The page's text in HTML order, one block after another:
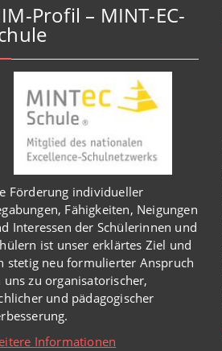
Profil – MINT-EC-
Förderung individueller
Fähigkeiten, Neigungen
Interessen der Schülerinnen und
ist unser erklärtes Ziel und
stetig neu formulierter Anspruch
uns zu organisatorischer,
und pädagogischer
Informationen